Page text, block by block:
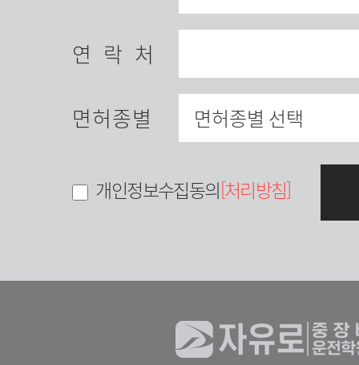
연락처
면허종별
개인정보수집동의[처리방침]